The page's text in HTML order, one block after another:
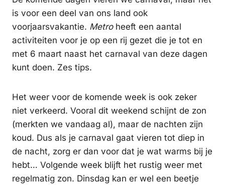
is voor een deel van ons land ook
voorjaarsvakantie. Metroheeft een aantal
activiteiten voor je op een rij gezet die je tot en
met 6 maart naast het carnaval van deze dagen
kunt doen. Zes tips.
Het weer voor de komende week is ook zeker
niet verkeerd. Vooral dit weekend schijnt de zon
(merkten we vandaag al), maar de nachten zijn
koud. Dus als je carnaval gaat vieren tot diep in
de nacht, zorg er dan voor dat je wat warms bij je
hebt… Volgende week blijft het rustig weer met
regelmatig zon. Dinsdag kan er wel een beetje